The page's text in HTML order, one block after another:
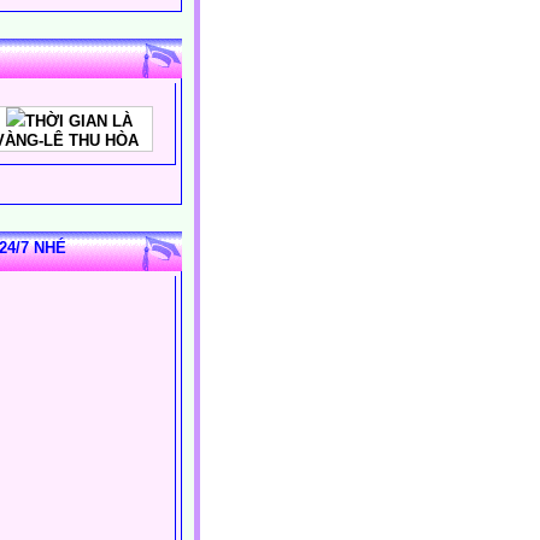
THỜI GIAN LÀ
LÊ THU HÒA
7 NHÉ